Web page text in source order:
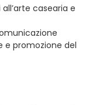
casearia e
e promozione del